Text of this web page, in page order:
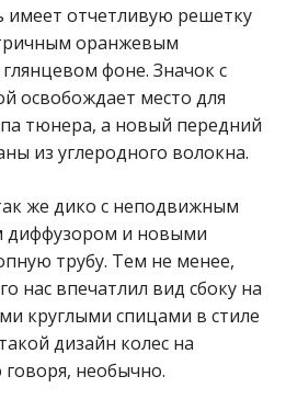
отчетливую решетку
оранжевым
фоне. Значок с
освобождает место для
тюнера, а новый передний
из углеродного волокна.
же дико с неподвижным
диффузором и новыми
трубу. Тем не менее,
нас впечатлил вид сбоку на
круглыми спицами в стиле
дизайн колес на
говоря, необычно.